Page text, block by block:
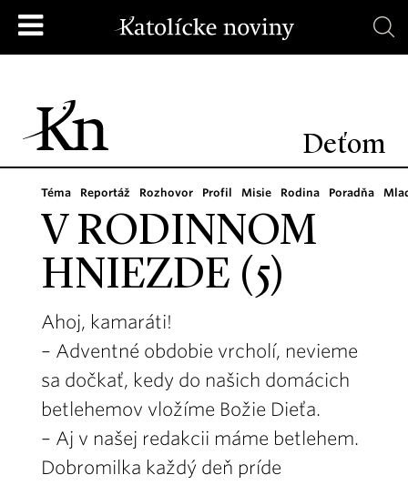
Deťom
Téma Reportáž Rozhovor Profil Misie Rodina Poradňa
V RODINNOM
HNIEZDE (5)
Ahoj, kamaráti!
– Adventné obdobie vrcholí, nevieme
sa dočkať, kedy do našich domácich
betlehemov vložíme Božie Dieťa.
– Aj v našej redakcii máme betlehem.
Dobromilka každý deň príde